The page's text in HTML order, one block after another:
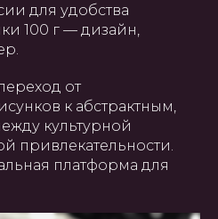
для удобства
100 г — дизайн,
от
к абстрактным,
культурной
привлекательности.
платформа для